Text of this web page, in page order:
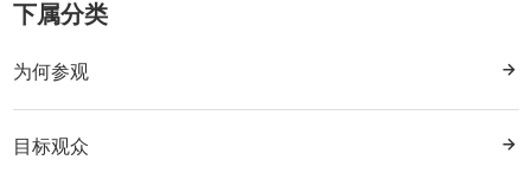
下属分类
为何参观
目标观众